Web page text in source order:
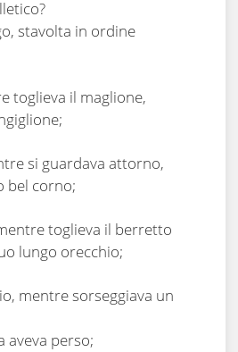
stavolta in ordine
toglieva il maglione,
si guardava attorno,
bel corno;
toglieva il berretto
lungo orecchio;
mentre sorseggiava un
aveva perso;